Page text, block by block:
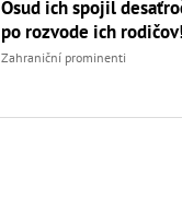
Osud ich spojil
po rozvode ich
Zahraniční prominenti